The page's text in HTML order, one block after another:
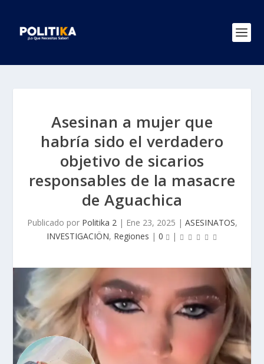
Asesinan a mujer que
habría sido el verdadero
objetivo de sicarios
responsables de la masacre
de Aguachica
Publicado por Politika 2| Ene 23, 2025 | ASESINATOS,
INVESTIGACIÖN, Regiones | 0 |